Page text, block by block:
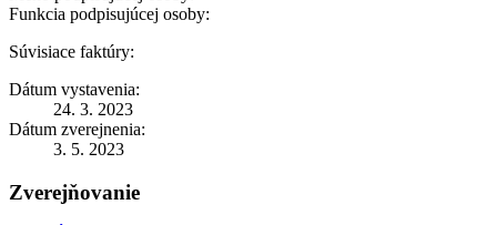
Funkcia podpisujúcej osoby:
Súvisiace faktúry:
Dátum vystavenia:
24. 3. 2023
Dátum zverejnenia:
3. 5. 2023
Zverejňovanie